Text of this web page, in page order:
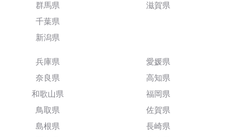
群馬県
千葉県
新潟県
滋賀県
兵庫県
奈良県
和歌山県
鳥取県
島根県
愛媛県
高知県
福岡県
佐賀県
長崎県